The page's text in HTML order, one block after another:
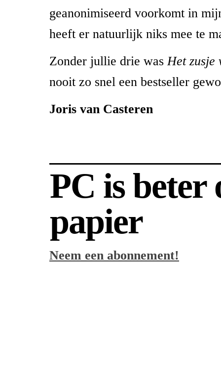
geanonimiseerd voorkomt in
heeft er natuurlijk niks mee te
Zonder jullie drie wasHet zusje
nooit zo snel een bestseller
Joris van Casteren
PC is beter
papier
Neem een abonnement!